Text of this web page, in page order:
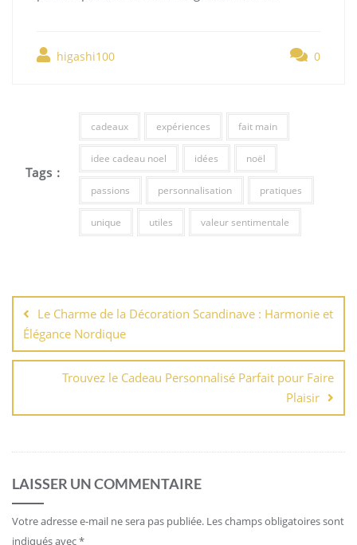
higashi100 0
Tags :
cadeaux expériences fait main
idee cadeau noel idées noël
passions personnalisation pratiques
unique utiles valeur sentimentale
de
l’article
Le Charme de la Décoration Scandinave : Harmonie et
Élégance Nordique
Trouvez le Cadeau Personnalisé Parfait pour Faire
Plaisir
LAISSER UN COMMENTAIRE
Votre adresse e-mail ne sera pas publiée. Les champs obligatoires sont
indiqués avec*